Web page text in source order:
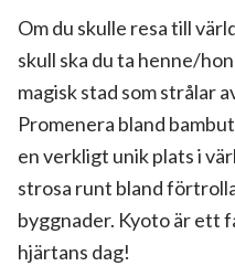
Om du skulle resa till
skull ska du ta henne/
magisk stad som strålar
Promenera bland
en verkligt unik plats i
strosa runt bland
byggnader. Kyoto är ett
hjärtans dag!